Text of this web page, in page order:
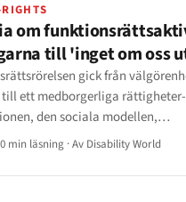
om
till 'inget om oss
gick från
ett medborgerliga
den sociala modellen,
Capitol Crawl och
min läsning ·Av Disability World